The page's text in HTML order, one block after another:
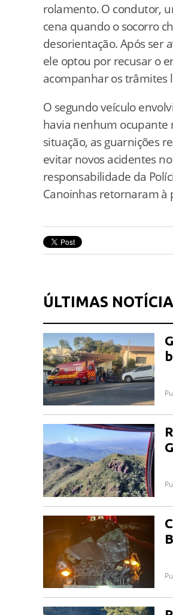
rolamento. O condutor,
cena quando o socorro
desorientação. Após ser
ele optou por recusar o
acompanhar os trâmites
O segundo veículo
havia nenhum ocupante
situação, as guarnições
evitar novos acidentes
responsabilidade da
Canoinhas retornaram à
ÚLTIMAS